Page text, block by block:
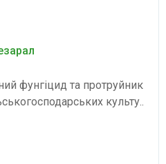
фунгіцид та протруйник
культу..